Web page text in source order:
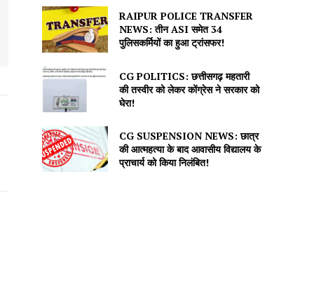
RAIPUR POLICE TRANSFER
NEWS: तीन ASI समेत 34
पुलिसकर्मियों का हुआ ट्रांसफर!
CG POLITICS: छत्तीसगढ़ महतारी
की तस्वीर को लेकर कोंग्रेस ने सरकार को
घेरा!
CG SUSPENSION NEWS: छात्र
की आत्महत्या के बाद आवासीय विद्यालय के
प्राचार्य को किया निलंबित!